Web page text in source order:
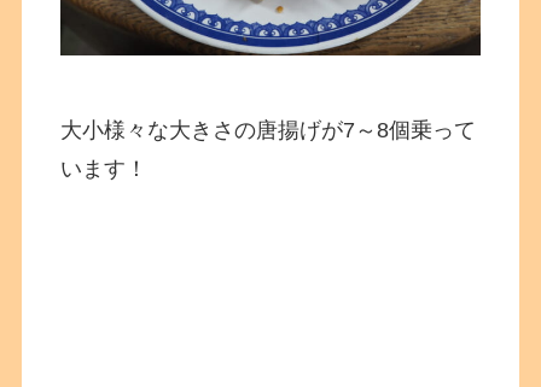
大小様々な大きさの唐揚げが7～8個乗って
います！